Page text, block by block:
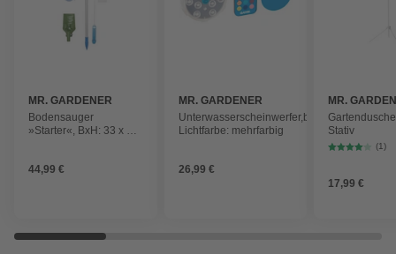
MR. GARDENER
Bodensauger
»Starter«, BxH: 33 x 39
44,99 €
MR. GARDENER
Unterwasserscheinwerfer,batteriebetrieben,
Lichtfarbe: mehrfarbig
26,99 €
MR.
Stativ
(1)
17,99 €